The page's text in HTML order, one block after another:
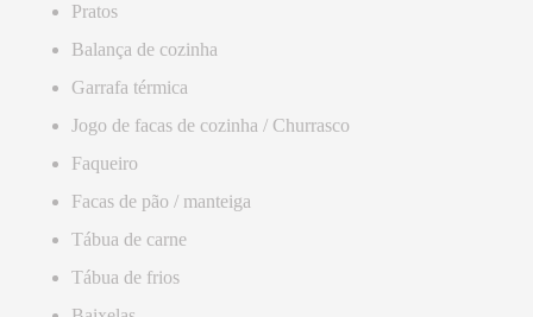
Pratos
Balança de cozinha
Garrafa térmica
Jogo de facas de cozinha / Churrasco
Faqueiro
Facas de pão / manteiga
Tábua de carne
Tábua de frios